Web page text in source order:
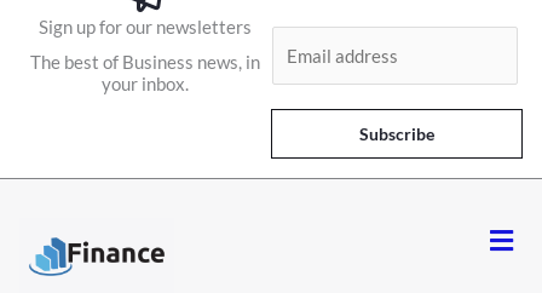
Sign up for our newsletters
The best of Business news, in
your inbox.
l
*
Subscribe